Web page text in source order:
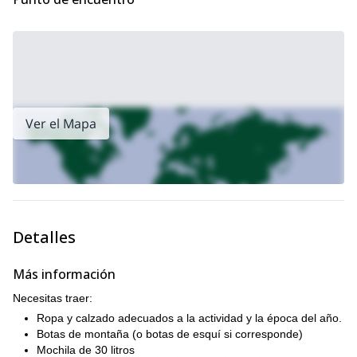
También podemos ir a la cima de otros picos españoles
Ver el Mapa
Detalles
Más información
Necesitas traer:
Ropa y calzado adecuados a la actividad y la época del año.
Botas de montaña (o botas de esquí si corresponde)
Mochila de 30 litros